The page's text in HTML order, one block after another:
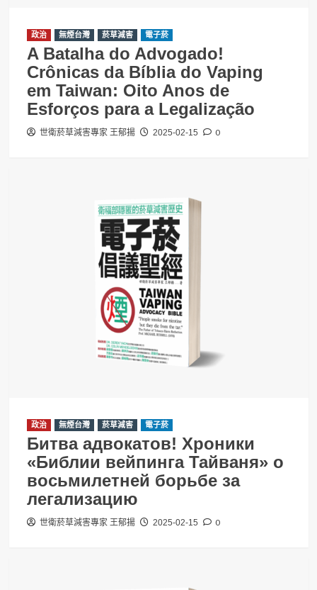
政治 無煙台灣 菸草減害 電子菸
A Batalha do Advogado!
Crônicas da Bíblia do Vaping
em Taiwan: Oito Anos de
Esforços para a Legalização
世衛菸草減害專家 王郁揚 2025-02-15 0
政治 無煙台灣 菸草減害 電子菸
Битва адвокатов! Хроники
«Библии вейпинга Тайваня» о
восьмилетней борьбе за
легализацию
世衛菸草減害專家 王郁揚 2025-02-15 0